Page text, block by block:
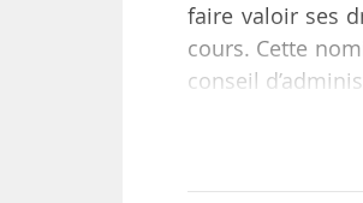
faire valoir ses
cours. Cette
conseil
Thierry Trouvé